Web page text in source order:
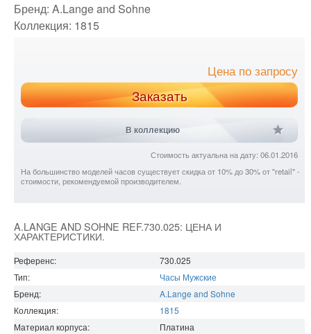
Бренд: A.Lange and Sohne
Коллекция: 1815
Цена по запросу
Заказать
В коллекцию
Стоимость актуальна на дату: 06.01.2016
На большинство моделей часов существует скидка от 10% до 30% от "retail" -
стоимости, рекомендуемой производителем.
A.LANGE AND SOHNE REF.730.025: ЦЕНА И
ХАРАКТЕРИСТИКИ.
Референс:
730.025
Тип:
Часы Мужские
Бренд:
A.Lange and Sohne
Коллекция:
1815
Материал корпуса:
Платина